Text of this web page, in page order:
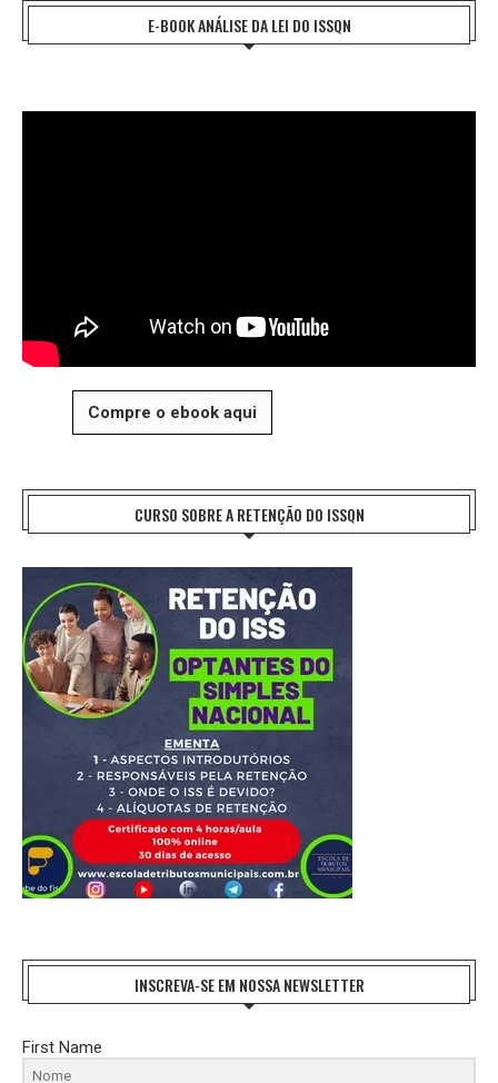
E-BOOK ANÁLISE DA LEI DO ISSQN
Compre o ebook aqui
CURSO SOBRE A RETENÇÃO DO ISSQN
INSCREVA-SE EM NOSSA NEWSLETTER
First Name